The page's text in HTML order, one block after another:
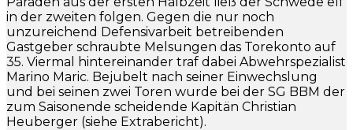
in der zweiten folgen. Gegen die nur noch
unzureichend Defensivarbeit betreibenden
Gastgeber schraubte Melsungen das Torekonto auf
35. Viermal hintereinander traf dabei Abwehrspezialist
Marino Maric. Bejubelt nach seiner Einwechslung
und bei seinen zwei Toren wurde bei der SG BBM der
zum Saisonende scheidende Kapitän Christian
Heuberger (siehe Extrabericht).